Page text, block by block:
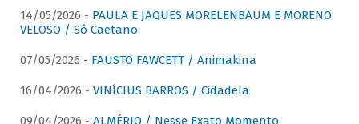
14/05/2026 - PAULA E JAQUES MORELENBAUM E MORENO
VELOSO / Só Caetano
07/05/2026 - FAUSTO FAWCETT / Animakina
16/04/2026 - VINÍCIUS BARROS / Cidadela